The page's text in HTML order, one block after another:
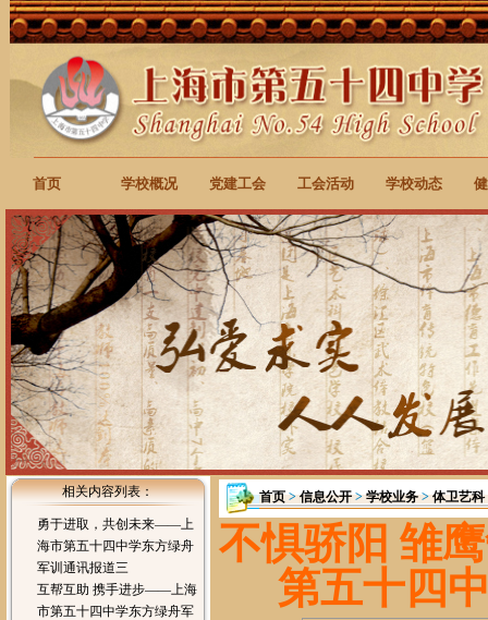
首页 学校概况 党建工会 工会活动 学校动态
相关内容列表：
勇于进取，共创未来——上
海市第五十四中学东方绿舟
军训通讯报道三
互帮互助 携手进步——上海
市第五十四中学东方绿舟军
首页>信息公开>学校业务>体卫艺科
不惧骄阳 雏
第五十四